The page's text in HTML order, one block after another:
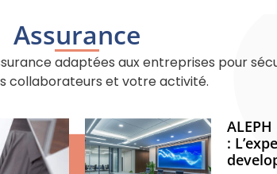
Assurance
adaptées aux entreprises pour
collaborateurs et votre activité.
: